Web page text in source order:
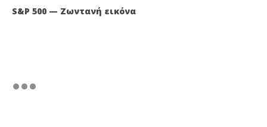
S&P 500 — Ζωντανή εικόνα